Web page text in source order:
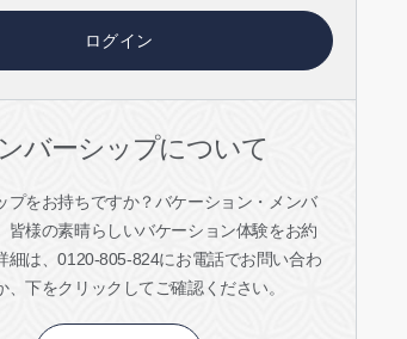
ログイン
バーシップについて
プをお持ちですか？バケーション・メンバ
皆様の素晴らしいバケーション体験をお約
細は、0120-805-824にお電話でお問い合わ
、下をクリックしてご確認ください。